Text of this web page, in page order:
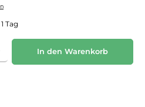
Tag
Wert ein oder benutze die Schaltflächen um
In den Warenkorb